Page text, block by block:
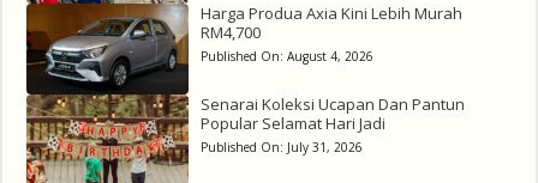
Harga Produa Axia Kini Lebih Murah
RM4,700
Published On: August 4, 2026
Senarai Koleksi Ucapan Dan Pantun
Popular Selamat Hari Jadi
Published On: July 31, 2026